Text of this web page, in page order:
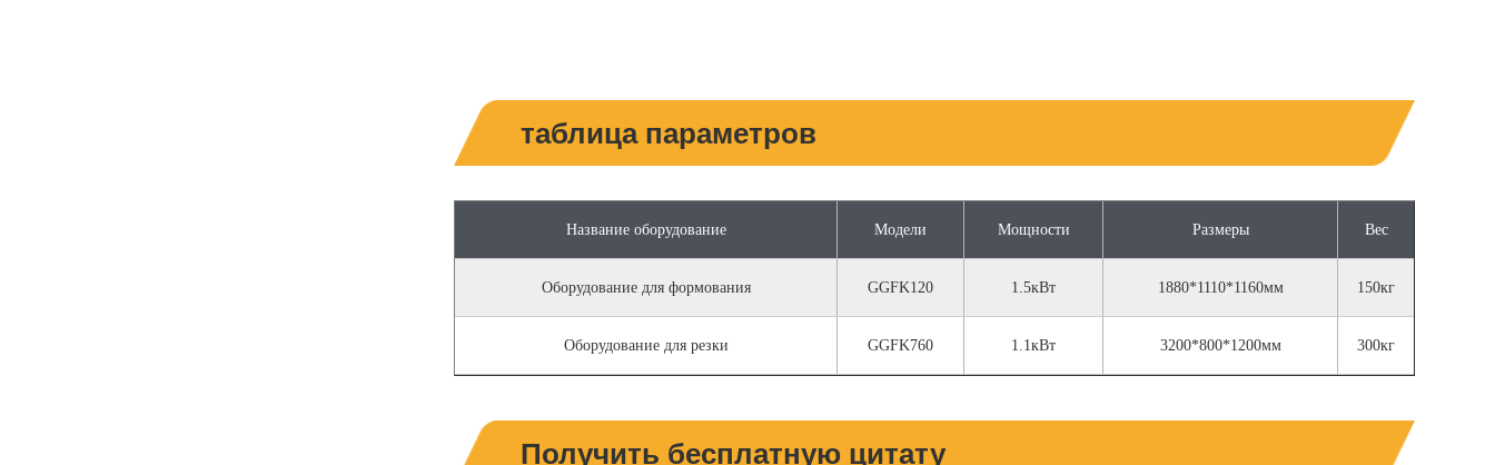
таблица параметров
Название оборудование Moдели Мощности Размеры Вес
Оборудование для формования GGFK120 1.5кВт 1880*1110*1160мм 150кг
Оборудование для резки GGFK760 1.1кВт 3200*800*1200мм 300кг
Получить бесплатную цитату